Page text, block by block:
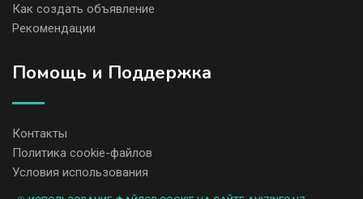
Как создать объявление
Рекомендации
Помощь и Поддержка
Контакты
Политика cookie-файлов
Условия использования